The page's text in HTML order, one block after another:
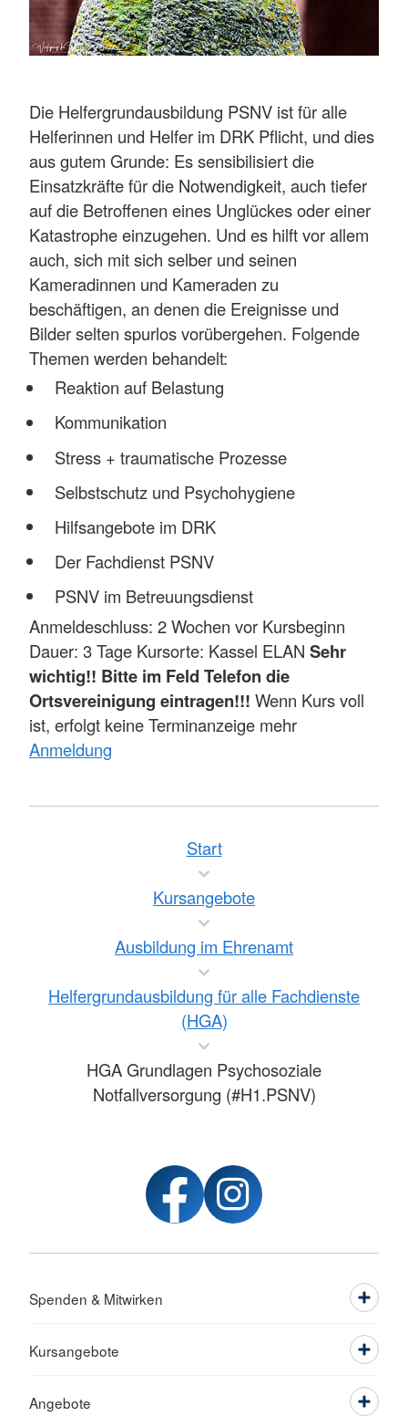
Die Helfergrundausbildung PSNV ist für alle
Helferinnen und Helfer im DRK Pflicht, und dies
aus gutem Grunde: Es sensibilisiert die
Einsatzkräfte für die Notwendigkeit, auch tiefer
auf die Betroffenen eines Unglückes oder einer
Katastrophe einzugehen. Und es hilft vor allem
auch, sich mit sich selber und seinen
Kameradinnen und Kameraden zu
beschäftigen, an denen die Ereignisse und
Bilder selten spurlos vorübergehen. Folgende
Themen werden behandelt:
Reaktion auf Belastung
Kommunikation
Stress + traumatische Prozesse
Selbstschutz und Psychohygiene
Hilfsangebote im DRK
Der Fachdienst PSNV
PSNV im Betreuungsdienst
Anmeldeschluss: 2 Wochen vor Kursbeginn
Dauer: 3 Tage Kursorte: Kassel ELAN Sehr
wichtig!! Bitte im Feld Telefon die
Ortsvereinigung eintragen!!! Wenn Kurs voll
ist, erfolgt keine Terminanzeige mehr
Anmeldung
Start
Kursangebote
Ausbildung im Ehrenamt
Helfergrundausbildung für alle Fachdienste
(HGA)
HGA Grundlagen Psychosoziale
Notfallversorgung (#H1.PSNV)
Spenden & Mitwirken
Kursangebote
Angebote